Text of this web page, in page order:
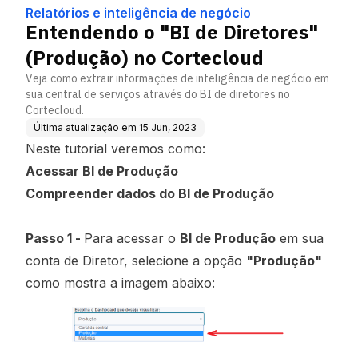
Relatórios e inteligência de negócio
Entendendo o "BI de Diretores"
(Produção) no Cortecloud
Veja como extrair informações de inteligência de negócio em
sua central de serviços através do BI de diretores no
Cortecloud.
Última atualização em 15 Jun, 2023
Neste tutorial veremos como:
Acessar BI de Produção
Compreender dados do BI de Produção
Passo 1 - Para acessar o BI de Produção em sua
conta de Diretor, selecione a opção "Produção"
como mostra a imagem abaixo: